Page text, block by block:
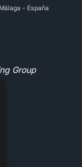
- España
Group